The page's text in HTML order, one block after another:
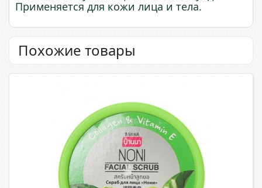
Применяется для кожи лица и тела.
Похожие товары